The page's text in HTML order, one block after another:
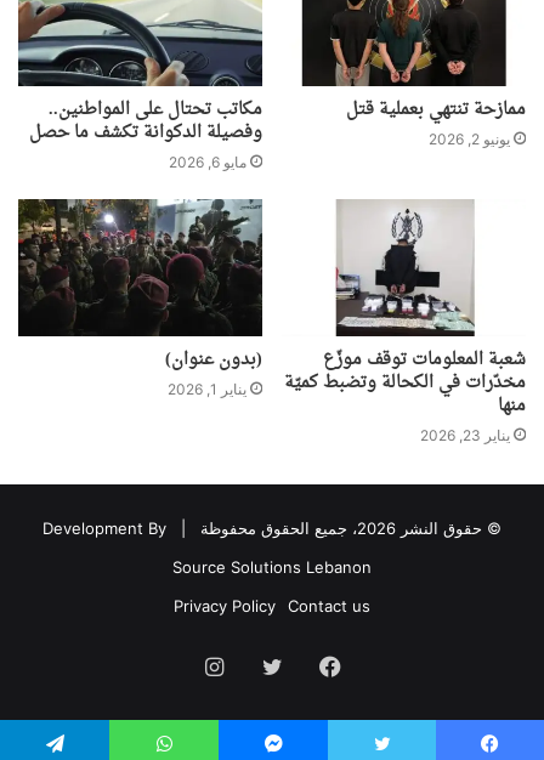
ممازحة تنتهي بعملية قتل
يونيو 2, 2026
مكاتب تحتال على المواطنين..
وفصيلة الدكوانة تكشف ما حصل
مايو 6, 2026
شعبة المعلومات توقف موزّع
مخدّرات في الكحالة وتضبط كميّة
منها
يناير 23, 2026
(بدون عنوان)
يناير 1, 2026
© حقوق النشر 2026، جميع الحقوق محفوظة |
Development By
Source Solutions Lebanon
Contact us
Privacy Policy
فيسبوك تويتر انستقرام